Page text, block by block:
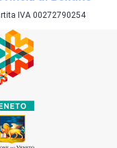
IVA 00272790254